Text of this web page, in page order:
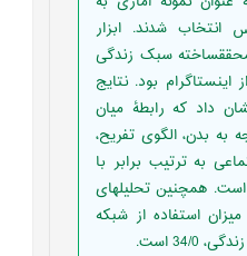
شدند. ابزار
سبک زندگی
بود. نتایج
داد که رابطۀ میان
به بدن، الگوی تفریح،
به ترتیب برابر با
342/0، 233/0 و 384/0 است. همچنین تحلیل­های
استفاده از شبکه
0 است.